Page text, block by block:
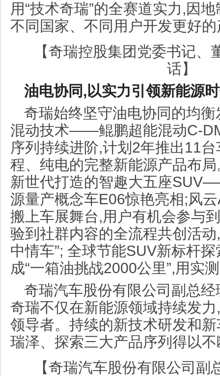
用“技术奇瑞”的全赛道实力,因
不同国家、不同用户开发更好
【奇瑞控股集团党委书记
话】
油电协同,以实力引领新能源
奇瑞始终坚守油电协同的均
混动技术——鲲鹏超能混动C-
序列持续进阶,计划2年推出11
程、纯电的完整新能源产品布
新世代打造的智趣大五座
源量产概念车E06惊艳亮相;风
搬上车展舞台,用户有机会参与
验到社群内容的全流程共创活
中情车”; 全球节能SUV新标杆
成“一箱油挑战2000公里”,用实
奇瑞汽车股份有限公司副总
奇瑞不仅在新能源领域持续发
领导者。持续的新技术研发和
瑞泽、探索三大产品序列得以
【奇瑞汽车股份有限公司